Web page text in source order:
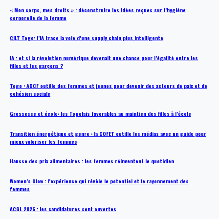
« Mon corps, mes droits » : déconstruire les idées reçues sur l’hygiène
corporelle de la femme
CILT Togo: l’IA trace la voie d’une supply chain plus intelligente
IA : et si la révolution numérique devenait une chance pour l’égalité entre les
filles et les garçons ?
Togo : ADCF outille des femmes et jeunes pour devenir des acteurs de paix et de
cohésion sociale
Grossesse et école: les Togolais favorables au maintien des filles à l’école
Transition énergétique et genre : la COFET outille les médias avec un guide pour
mieux valoriser les femmes
Hausse des prix alimentaires : les femmes réinventent le quotidien
Women’s Glow : l’expérience qui révèle le potentiel et le rayonnement des
femmes
ACGL 2026 : les candidatures sont ouvertes